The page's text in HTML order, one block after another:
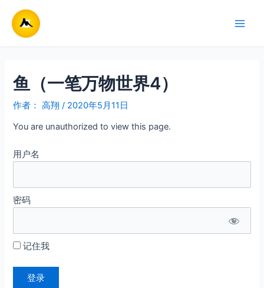
鱼（一笔万物世界4）
作者： 高翔/ 2020年5月11日
You are unauthorized to view this page.
用户名
密码
记住我